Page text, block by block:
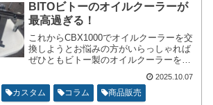
BITOビトーのオイルクーラーが
最高過ぎる！
これからCBX1000でオイルクーラーを交
換しようとお悩みの方がいらっしゃれば
ぜひともビトー製のオイルクーラーをご
思えます。ビトーのオイルクーラーがど
のようにオススメなのか今回は書いてい
2025.10.07
カスタム コラム 商品販売